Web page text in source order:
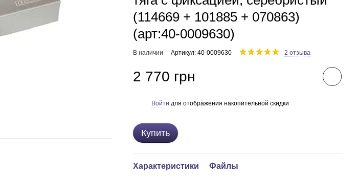
(114669 + 101885 + 070863)
(арт:40-0009630)
В наличии Артикул: 40-0009630 2 отзыва
2 770 грн
Войти для отображения накопительной скидки
Купить
Характеристики Файлы